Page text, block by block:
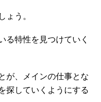
ょう。
る特性を見つけていく
が、メインの仕事とな
探していくようにする